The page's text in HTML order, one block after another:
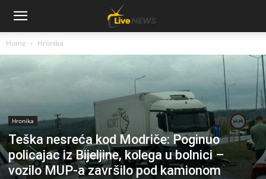
Home Hronika
Hronika
Teška nesreća kod Modriče: Poginuo
policajac iz Bijeljine, kolega u bolnici –
vozilo MUP-a završilo pod kamionom